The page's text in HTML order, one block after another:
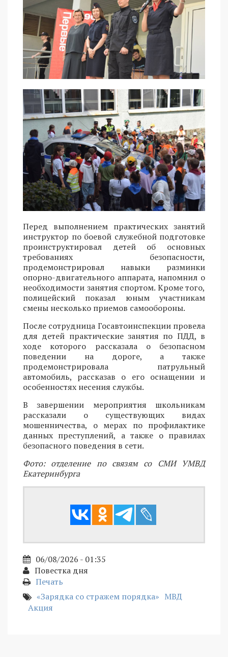
Перед выполнением практических занятий
инструктор по боевой служебной подготовке
проинструктировал детей об основных
требованиях безопасности,
продемонстрировал навыки разминки
опорно-двигательного аппарата, напомнил о
необходимости занятия спортом. Кроме того,
полицейский показал юным участникам
смены несколько приемов самообороны.
После сотрудница Госавтоинспекции провела
для детей практические занятия по ПДД, в
ходе которого рассказала о безопасном
поведении на дороге, а также
продемонстрировала патрульный
автомобиль, рассказав о его оснащении и
особенностях несения службы.
В завершении мероприятия школьникам
рассказали о существующих видах
мошенничества, о мерах по профилактике
данных преступлений, а также о правилах
безопасного поведения в сети.
Фото: отделение по связям со СМИ УМВД
Екатеринбурга
06/08/2026 - 01:35
Повестка дня
Печать
«Зарядка со стражем порядка» МВД
Акция